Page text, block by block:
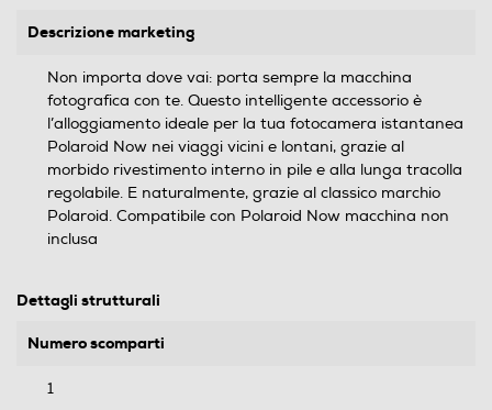
Descrizione marketing
Non importa dove vai: porta sempre la macchina
fotografica con te. Questo intelligente accessorio è
l’alloggiamento ideale per la tua fotocamera istantanea
Polaroid Now nei viaggi vicini e lontani, grazie al
morbido rivestimento interno in pile e alla lunga tracolla
regolabile. E naturalmente, grazie al classico marchio
Polaroid. Compatibile con Polaroid Now macchina non
inclusa
Dettagli strutturali
Numero scomparti
1